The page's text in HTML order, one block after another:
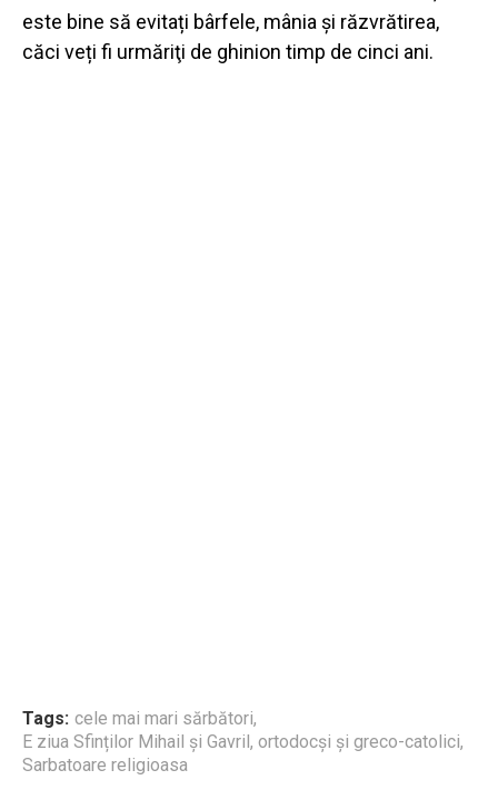
este bine să evitați bârfele, mânia şi răzvrătirea,
căci veți fi urmăriţi de ghinion timp de cinci ani.
Tags: cele mai mari sărbători,
E ziua Sfinților Mihail și Gavril, ortodocși și greco-catolici,
Sarbatoare religioasa